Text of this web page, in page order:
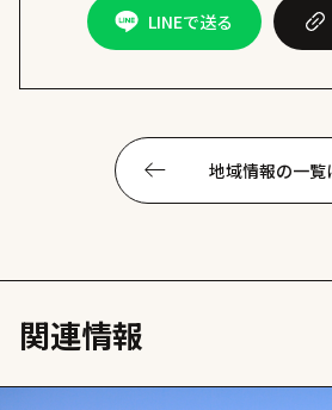
LINEで送る
地域情報の一覧
関連情報